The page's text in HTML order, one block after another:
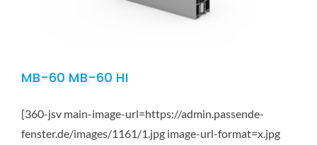
MB-60 MB-60 HI
[360-jsv main-image-url=https://admin.passende-
fenster.de/images/1161/1.jpg image-url-format=x.jpg